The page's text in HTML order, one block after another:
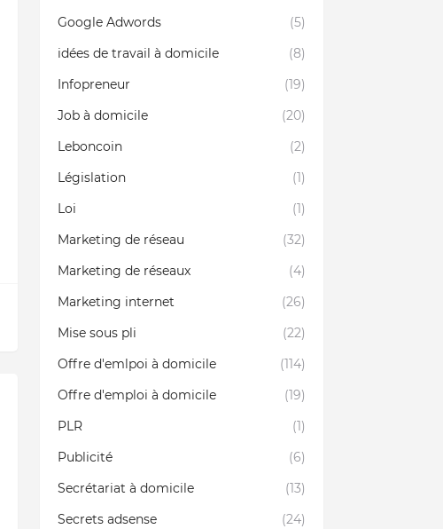
Google Adwords
(5)
idées de travail à domicile
(8)
Infopreneur
(19)
Job à domicile
(20)
Leboncoin
(2)
Législation
(1)
Loi
(1)
Marketing de réseau
(32)
Marketing de réseaux
(4)
Marketing internet
(26)
Mise sous pli
(22)
Offre d'emlpoi à domicile
(114)
Offre d'emploi à domicile
(19)
PLR
(1)
Publicité
(6)
Secrétariat à domicile
(13)
Secrets adsense
(24)